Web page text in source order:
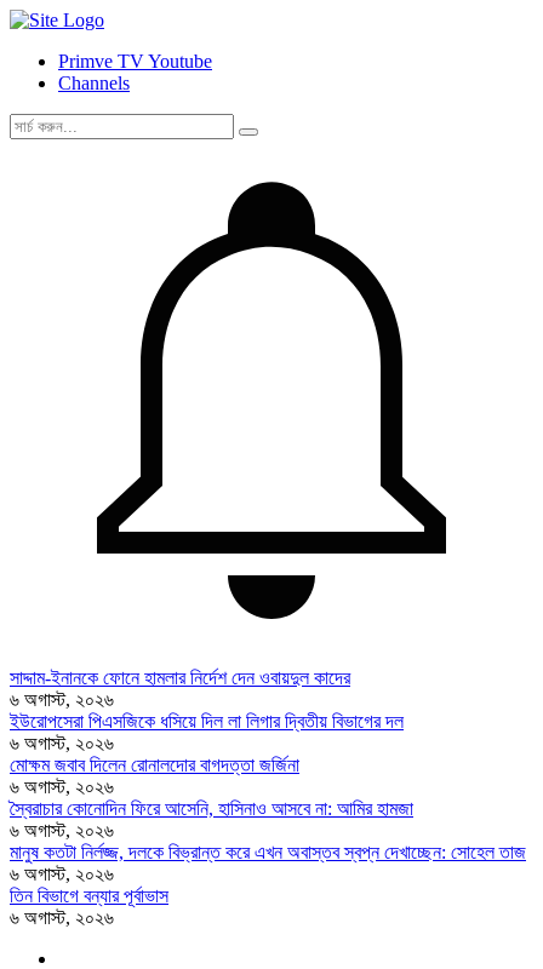
Primve TV Youtube
Channels
সাদ্দাম-ইনানকে ফোনে হামলার নির্দেশ দেন ওবায়দুল কাদের
৬ অগাস্ট, ২০২৬
ইউরোপসেরা পিএসজিকে ধসিয়ে দিল লা লিগার দ্বিতীয় বিভাগের দল
৬ অগাস্ট, ২০২৬
মোক্ষম জবাব দিলেন রোনালদোর বাগদত্তা জর্জিনা
৬ অগাস্ট, ২০২৬
স্বৈরাচার কোনোদিন ফিরে আসেনি, হাসিনাও আসবে না: আমির হামজা
৬ অগাস্ট, ২০২৬
মানুষ কতটা নির্লজ্জ, দলকে বিভ্রান্ত করে এখন অবাস্তব স্বপ্ন দেখাচ্ছেন: সোহেল তাজ
৬ অগাস্ট, ২০২৬
তিন বিভাগে বন্যার পূর্বাভাস
৬ অগাস্ট, ২০২৬